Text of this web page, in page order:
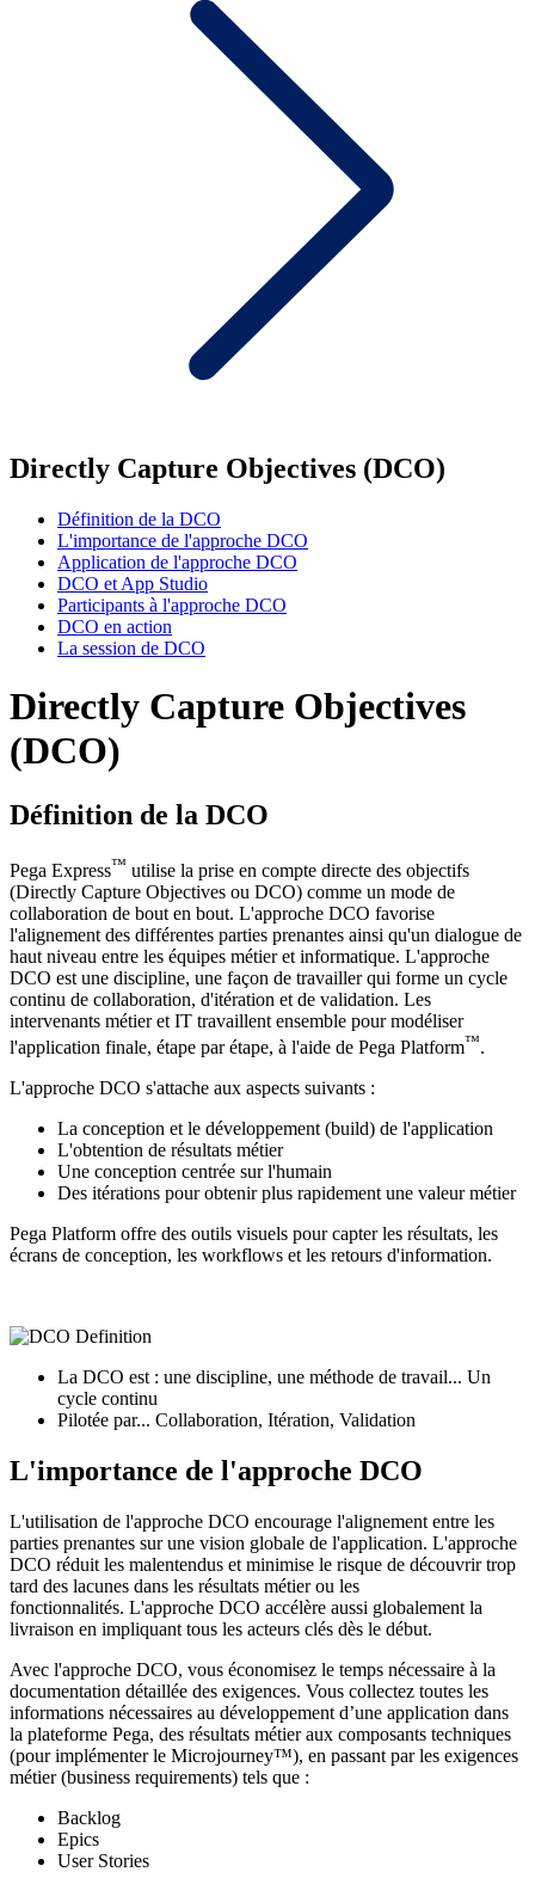
Directly Capture Objectives (DCO)
Définition de la DCO
L'importance de l'approche DCO
Application de l'approche DCO
DCO et App Studio
Participants à l'approche DCO
DCO en action
La session de DCO
Directly Capture Objectives
(DCO)
Définition de la DCO
Pega Express™ utilise la prise en compte directe des objectifs
(Directly Capture Objectives ou DCO) comme un mode de
collaboration de bout en bout. L'approche DCO favorise
l'alignement des différentes parties prenantes ainsi qu'un dialogue de
haut niveau entre les équipes métier et informatique. L'approche
DCO est une discipline, une façon de travailler qui forme un cycle
continu de collaboration, d'itération et de validation. Les
intervenants métier et IT travaillent ensemble pour modéliser
l'application finale, étape par étape, à l'aide de Pega Platform™.
L'approche DCO s'attache aux aspects suivants :
La conception et le développement (build) de l'application
L'obtention de résultats métier
Une conception centrée sur l'humain
Des itérations pour obtenir plus rapidement une valeur métier
Pega Platform offre des outils visuels pour capter les résultats, les
écrans de conception, les workflows et les retours d'information.
La DCO est : une discipline, une méthode de travail... Un
cycle continu
Pilotée par... Collaboration, Itération, Validation
L'importance de l'approche DCO
L'utilisation de l'approche DCO encourage l'alignement entre les
parties prenantes surune vision globale de l'application. L'approche
DCO réduit les malentendus et minimise le risque de découvrir trop
tard des lacunes dans les résultats métier ou les
fonctionnalités. L'approche DCO accélère aussi globalement la
livraison en impliquant tous les acteurs clés dès le début.
Avec l'approche DCO, vous économisez le temps nécessaire à la
documentation détaillée des exigences. Vous collectez toutes les
informations nécessaires au développement d’une application dans
la plateforme Pega, des résultats métier aux composants techniques
(pour implémenter le Microjourney™), en passant par les exigences
métier (business requirements) tels que :
Backlog
Epics
User Stories